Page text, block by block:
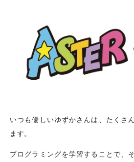
いつも優しいゆずかさんは、たくさ
ます。
プログラミングを学習することで、